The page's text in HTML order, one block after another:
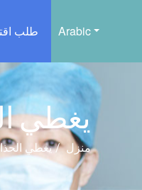
Arabic طلب
يغطي
منزل / يغطي